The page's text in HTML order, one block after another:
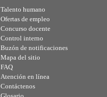
Talento humano
Ofertas de empleo
Concurso docente
Control interno
Buzón de notificaciones
Mapa del sitio
FAQ
Atención en línea
Contáctenos